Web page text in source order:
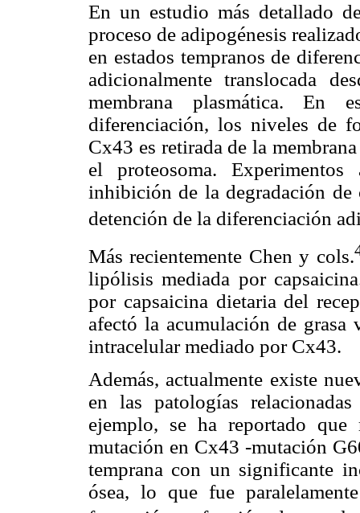
En un estudio más detallado
proceso de adipogénesis
en estados tempranos de
adicionalmente translocada
membrana plasmática. En
diferenciación, los niveles de
Cx43 es retirada de la
el proteosoma.
inhibición de la degradación
detención de la diferenciación
Más recientemente Chen y cols.
lipólisis mediada por
por capsaicina dietaria del
afectó la acumulación de grasa
intracelular mediado por Cx43.
Además, actualmente existe
en las patologías
ejemplo, se ha reportado que
mutación en Cx43 -mutación
temprana con un significante
ósea, lo que fue